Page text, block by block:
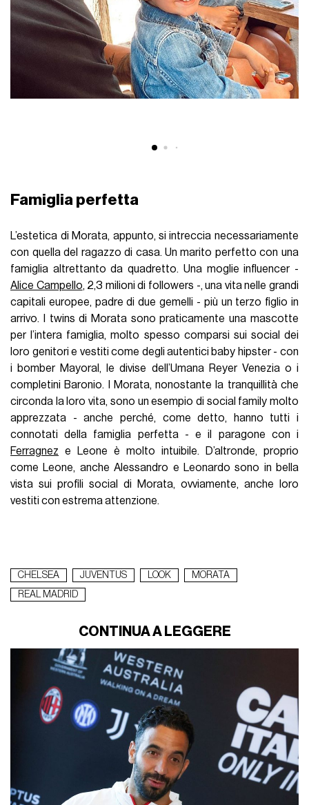
Famiglia perfetta
L’estetica di Morata, appunto, si intreccia necessariamente
con quella del ragazzo di casa. Un marito perfetto con una
famiglia altrettanto da quadretto. Una moglie influencer -
Alice Campello, 2,3 milioni di followers -, una vita nelle grandi
capitali europee, padre di due gemelli - più un terzo figlio in
arrivo. I twins di Morata sono praticamente una mascotte
per l’intera famiglia, molto spesso comparsi sui social dei
loro genitori e vestiti come degli autentici baby hipster - con
i bomber Mayoral, le divise dell’Umana Reyer Venezia o i
completini Baronio. I Morata, nonostante la tranquillità che
circonda la loro vita, sono un esempio di social family molto
apprezzata - anche perché, come detto, hanno tutti i
connotati della famiglia perfetta - e il paragone con i
Ferragnez e Leone è molto intuibile. D’altronde, proprio
come Leone, anche Alessandro e Leonardo sono in bella
vista sui profili social di Morata, ovviamente, anche loro
vestiti con estrema attenzione.
CHELSEA JUVENTUS LOOK
MORATA
REAL MADRID
CONTINUA A LEGGERE